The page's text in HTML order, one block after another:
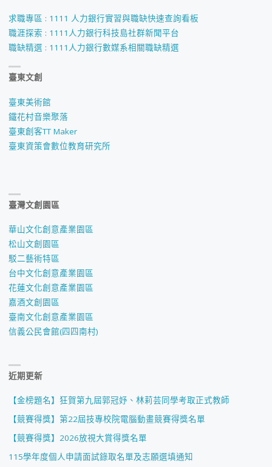
求職專區 : 1111 人力銀行實習與職缺快速查詢看板
職涯探索 : 1111人力銀行科技島社群新聞平台
職缺精選 : 1111人力銀行數媒系相關職缺精選
臺東文創
臺東美術館
鐵花村音樂聚落
臺東創客TT Maker
臺東資策會數位教育研究所
臺灣文創園區
華山文化創意產業園區
松山文創園區
駁二藝術特區
台中文化創意產業園區
花蓮文化創意產業園區
嘉酒文創園區
臺南文化創意產業園區
信義公民會館(四四南村)
近期更新
【金榜題名】狂賀第九屆郭冠妤、林莉芸同學考取正式教師
【競賽得獎】第22屆技專校院電腦動畫競賽得獎名單
【競賽得獎】2026放視大賞得獎名單
115學年度個人申請面試錄取名單及志願選填通知